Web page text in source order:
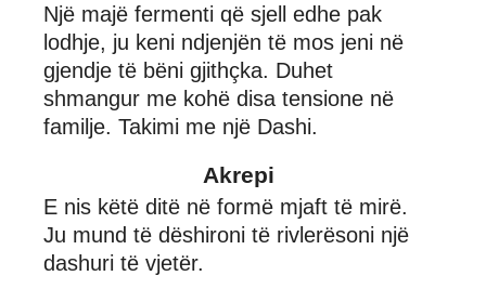
Një majë fermenti që sjell edhe pak
lodhje, ju keni ndjenjën të mos jeni në
gjendje të bëni gjithçka. Duhet
shmangur me kohë disa tensione në
familje. Takimi me një Dashi.
Akrepi
E nis këtë ditë në formë mjaft të mirë.
Ju mund të dëshironi të rivlerësoni një
dashuri të vjetër.